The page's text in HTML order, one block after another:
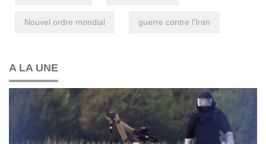
Nouvel ordre mondial guerre contre l’Iran
A LA UNE